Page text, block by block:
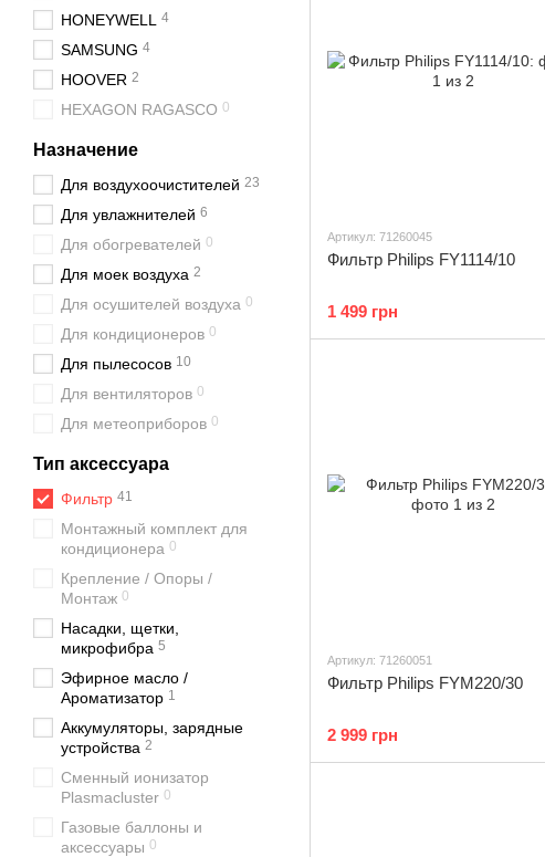
Артикул: 71260045
Фильтр Philips FY1114/10
1 499 грн
Артикул: 71260051
Фильтр Philips FYM220/30
2 999 грн
HONEYWELL 4
SAMSUNG 4
HOOVER 2
HEXAGON RAGASCO 0
Назначение
Для воздухоочистителей 23
Для увлажнителей 6
Для обогревателей 0
Для моек воздуха 2
Для осушителей воздуха 0
Для кондиционеров 0
Для пылесосов 10
Для вентиляторов 0
Для метеоприборов 0
Тип аксессуара
Фильтр 41
Монтажный комплект для
кондиционера 0
Крепление / Опоры /
Монтаж 0
Насадки, щетки,
микрофибра 5
Эфирное масло /
Ароматизатор 1
Аккумуляторы, зарядные
устройства 2
Сменный ионизатор
Plasmacluster 0
Газовые баллоны и
аксессуары 0